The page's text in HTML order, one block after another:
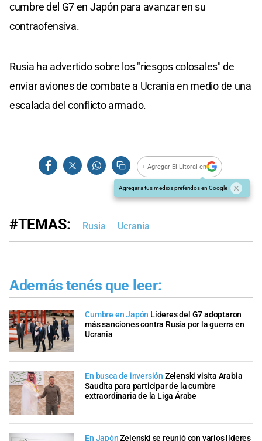
cumbre del G7 en Japón para avanzar en su
contraofensiva.
Rusia ha advertido sobre los "riesgos colosales" de
enviar aviones de combate a Ucrania en medio de una
escalada del conflicto armado.
+ Agregar El Litoral en
Agregar a tus medios preferidos en Google
#TEMAS: Rusia Ucrania
Además tenés que leer:
Cumbre en Japón Líderes del G7 adoptaron
más sanciones contra Rusia por la guerra en
Ucrania
En busca de inversión Zelenski visita Arabia
Saudita para participar de la cumbre
extraordinaria de la Liga Árabe
En Japón Zelenski se reunió con varios líderes